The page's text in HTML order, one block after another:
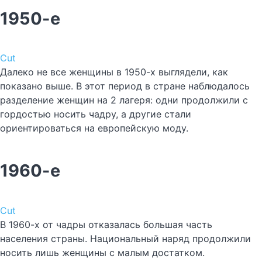
1950-е
Cut
Далеко не все женщины в 1950-х выглядели, как
показано выше. В этот период в стране наблюдалось
разделение женщин на 2 лагеря: одни продолжили с
гордостью носить чадру, а другие стали
ориентироваться на европейскую моду.
1960-е
Cut
В 1960-х от чадры отказалась большая часть
населения страны. Национальный наряд продолжили
носить лишь женщины с малым достатком.